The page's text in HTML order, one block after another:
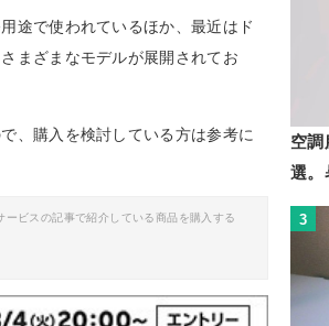
途で使われているほか、最近はド
まざまなモデルが展開されてお
、購入を検討している方は参考に
ビスの記事で紹介している商品を購入する
空調
選。
3